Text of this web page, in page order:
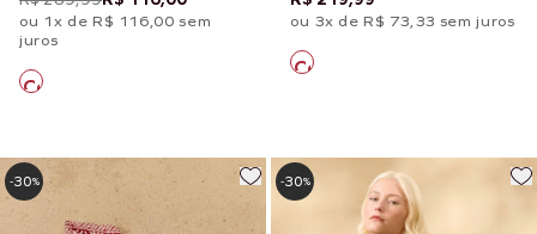
ou 1x de R$ 116,00 sem
juros
ou 3x de R$ 73,33 sem juros
-30% -30%